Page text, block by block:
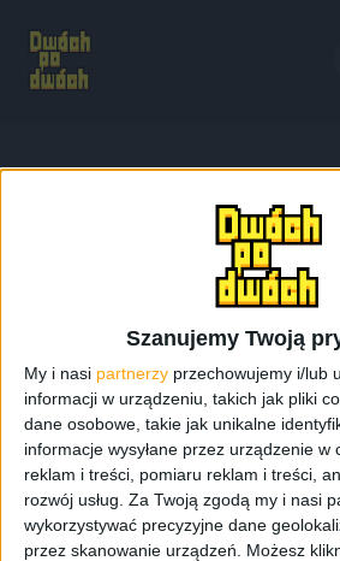
Szanujemy Twoją
My i nasi partnerzy przechowujemy i/lub
informacji w urządzeniu, takich jak pliki
dane osobowe, takie jak unikalne
informacje wysyłane przez urządzenie w
reklam i treści, pomiaru reklam i treści,
rozwój usług. Za Twoją zgodą my i nasi
wykorzystywać precyzyjne dane
przez skanowanie urządzeń. Możesz
Star Ocean: The Divine Force
Star Ocean: